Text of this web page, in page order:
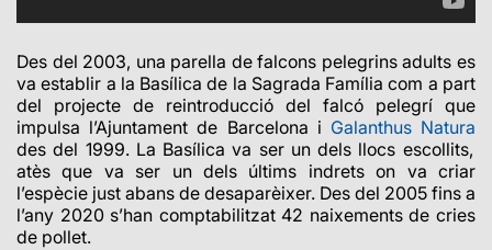
Des del 2003, una parella de falcons pelegrins adults es
va establir a la Basílica de la Sagrada Família com a part
del projecte de reintroducció del falcó pelegrí que
impulsa l’Ajuntament de Barcelona i Galanthus Natura
des del 1999. La Basílica va ser un dels llocs escollits,
atès que va ser un dels últims indrets on va criar
l’espècie just abans de desaparèixer. Des del 2005 fins a
l’any 2020 s’han comptabilitzat 42 naixements de cries
de pollet.